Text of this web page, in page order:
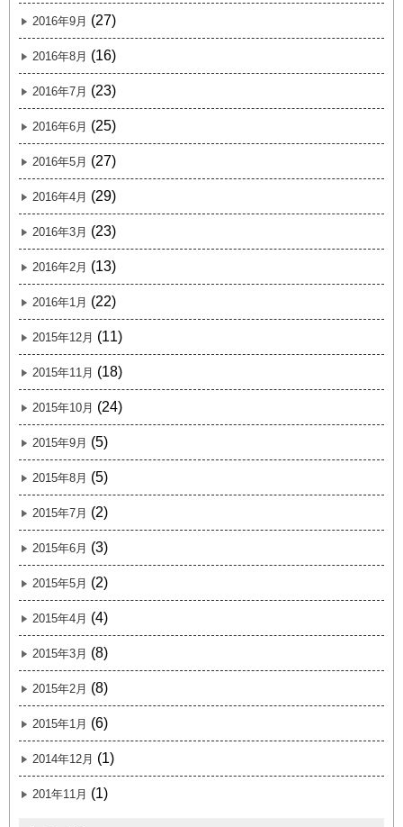
2016年9月 (27)
2016年8月 (16)
2016年7月 (23)
2016年6月 (25)
2016年5月 (27)
2016年4月 (29)
2016年3月 (23)
2016年2月 (13)
2016年1月 (22)
2015年12月 (11)
2015年11月 (18)
2015年10月 (24)
2015年9月 (5)
2015年8月 (5)
2015年7月 (2)
2015年6月 (3)
2015年5月 (2)
2015年4月 (4)
2015年3月 (8)
2015年2月 (8)
2015年1月 (6)
2014年12月 (1)
201年11月 (1)